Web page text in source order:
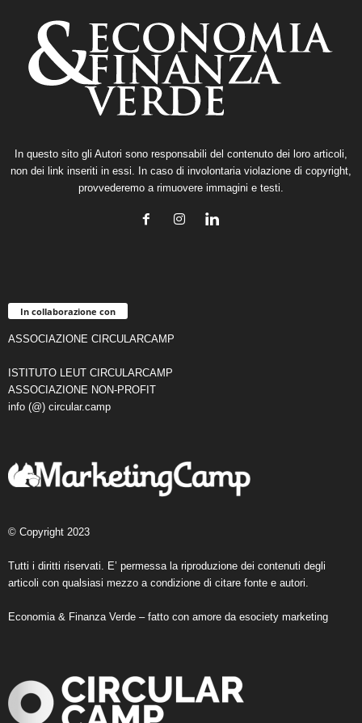
In questo sito gli Autori sono responsabili del contenuto dei loro articoli,
non dei link inseriti in essi. In caso di involontaria violazione di copyright,
provvederemo a rimuovere immagini e testi.
In collaborazione con
ASSOCIAZIONE CIRCULARCAMP
ISTITUTO LEUT CIRCULARCAMP
ASSOCIAZIONE NON-PROFIT
info (@) circular.camp
© Copyright 2023
Tutti i diritti riservati. E’ permessa la riproduzione dei contenuti degli
articoli con qualsiasi mezzo a condizione di citare fonte e autori.
Economia & Finanza Verde – fatto con amore da esociety marketing